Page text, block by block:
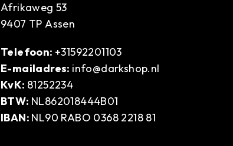
Afrikaweg 53
9407 TP Assen
Telefoon: +31592201103
E-mailadres: info@darkshop.nl
KvK: 81252234
BTW: NL862018444B01
IBAN: NL90 RABO 0368 2218 81